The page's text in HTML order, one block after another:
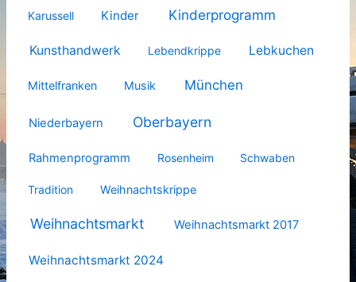
Karussell Kinder Kinderprogramm
Kunsthandwerk Lebendkrippe Lebkuchen
Mittelfranken Musik München
Niederbayern Oberbayern
Rahmenprogramm Rosenheim Schwaben
Tradition Weihnachtskrippe
Weihnachtsmarkt Weihnachtsmarkt 2017
Weihnachtsmarkt 2024